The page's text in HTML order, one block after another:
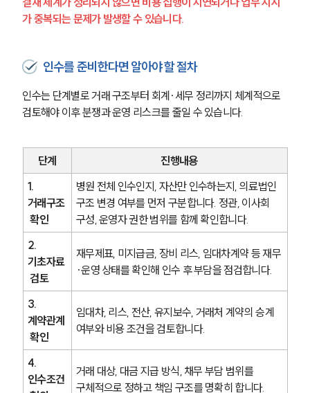
구성원 소개
M&A전문변호사
소식/자료
공지사항
법률 블로그
법률서식
뉴스레터/브로슈어
세미나
대륜법률상담예약
대륜법률상담예약
가 중복되는 문제가 발생할 수 있습니다.
인수를 준비한다면 알아야 할 절차
인수는 단계별로 거래 구조부터 회계·세무 정리까지 체계적으로
검토해야 이후 분쟁과 운영 리스크를 줄일 수 있습니다.
단계
진행내용
1.
거래구조
확인
병원 전체 인수인지, 자산만 인수하는지, 의료법인
구조 변경 여부를 먼저 구분합니다. 정관, 이사회
구성, 운영자 권한 범위를 함께 확인합니다.
2.
기초자료
검토
재무제표, 미지급금, 장비 리스, 임대차계약 등 재무
·운영 상태를 확인해 인수 후 부담을 점검합니다.
3.
계약관계
확인
임대차, 리스, 전산, 유지보수, 거래처 계약의 승계
여부와 비용 조건을 검토합니다.
4.
인수조건
거래 대상, 대금 지급 방식, 채무 부담 범위를
구체적으로 정하고 책임 구조를 명확히 합니다.